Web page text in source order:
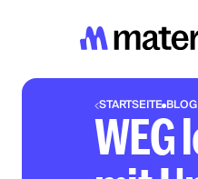
STARTSEITE BLOG
WEG